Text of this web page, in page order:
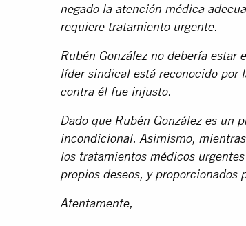
negado la atención médica
requiere tratamiento urgente.
Rubén González no debería estar
líder sindical está reconocido por
contra él fue injusto.
Dado que Rubén González es un
incondicional. Asimismo,
los tratamientos médicos
propios deseos, y proporcionados
Atentamente,